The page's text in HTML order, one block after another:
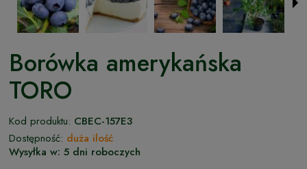
Borówka amerykańska
TORO
Kod produktu: CBEC-157E3
Dostępność: duża ilość
Wysyłka w: 5 dni roboczych